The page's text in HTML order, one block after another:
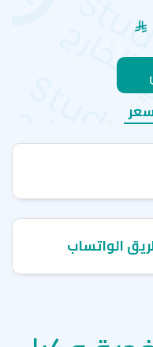
الواتساب